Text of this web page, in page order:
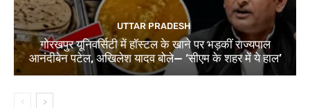
UTTAR PRADESH
गोरखपुर यूनिवर्सिटी में हॉस्टल के खाने पर भड़कीं राज्यपाल
आनंदीबेन पटेल, अखिलेश यादव बोले— ‘सीएम के शहर में ये हाल’